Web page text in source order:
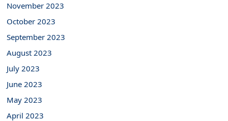
November 2023
October 2023
September 2023
August 2023
July 2023
June 2023
May 2023
April 2023